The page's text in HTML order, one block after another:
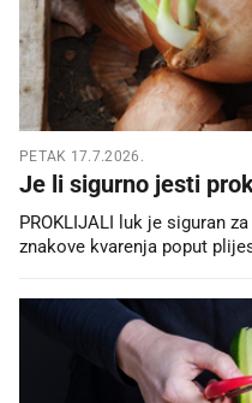
PETAK 17.7.2026.
Je li sigurno jesti
PROKLIJALI luk je siguran
znakove kvarenja poput